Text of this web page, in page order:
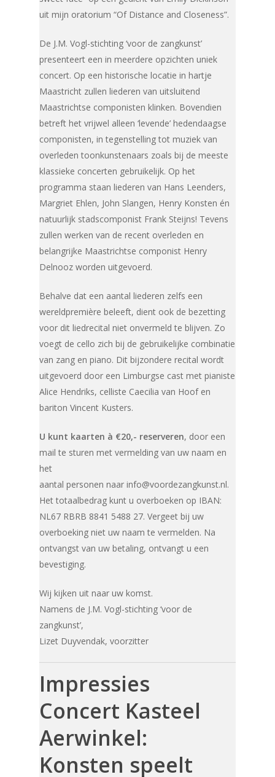
uit mijn oratorium “Of Distance and Closeness”.
De J.M. Vogl-stichting ‘voor de zangkunst’
presenteert een in meerdere opzichten uniek
concert. Op een historische locatie in hartje
Maastricht zullen liederen van uitsluitend
Maastrichtse componisten klinken. Bovendien
betreft het vrijwel alleen ‘levende’ hedendaagse
componisten, in tegenstelling tot muziek van
overleden toonkunstenaars zoals bij de meeste
klassieke concerten gebruikelijk. Op het
programma staan liederen van Hans Leenders,
Margriet Ehlen, John Slangen, Henry Konsten én
natuurlijk stadscomponist Frank Steijns! Tevens
zullen werken van de recent overleden en
belangrijke Maastrichtse componist Henry
Delnooz worden uitgevoerd.
Behalve dat een aantal liederen zelfs een
wereldpremière beleeft, dient ook de bezetting
voor dit liedrecital niet onvermeld te blijven. Zo
voegt de cello zich bij de gebruikelijke combinatie
van zang en piano. Dit bijzondere recital wordt
uitgevoerd door een Limburgse cast met pianiste
Alice Hendriks, celliste Caecilia van Hoof en
bariton Vincent Kusters.
U kunt kaarten à €20,- reserveren, door een
mail te sturen met vermelding van uw naam en
het
aantal personen naar info@voordezangkunst.nl.
Het totaalbedrag kunt u overboeken op IBAN:
NL67 RBRB 8841 5488 27. Vergeet bij uw
overboeking niet uw naam te vermelden. Na
ontvangst van uw betaling, ontvangt u een
bevestiging.
Wij kijken uit naar uw komst.
Namens de J.M. Vogl-stichting ‘voor de
zangkunst’,
Lizet Duyvendak, voorzitter
Impressies
Concert Kasteel
Aerwinkel:
Konsten speelt